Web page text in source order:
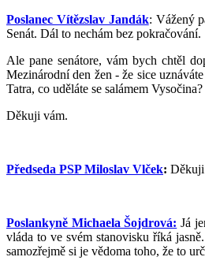
Poslanec Vítězslav Jandák: Vážený
Senát. Dál to nechám bez pokračování.
Ale pane senátore, vám bych chtěl
Mezinárodní den žen - že sice
Tatra, co uděláte se salámem
Děkuji vám.
Předseda PSP Miloslav Vlček:
Poslankyně Michaela Šojdrová: Já
vláda to ve svém stanovisku říká
samozřejmě si je vědoma toho, že to